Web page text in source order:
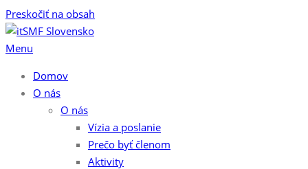
Preskočiť na obsah
Menu
Domov
O nás
O nás
Vízia a poslanie
Prečo byť členom
Aktivity